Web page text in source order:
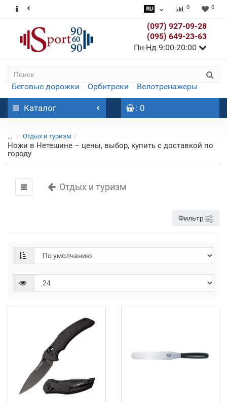
0 0
(097) 927-09-28
(095) 649-23-63
Пн-Нд 9:00-20:00
Беговые дорожки Орбитреки Велотренажеры
Каталог : 0
... Отдых и туризм
Ножи в Нетешине – цены, выбор, купить с доставкой по
городу
Отдых и туризм
Фильтр